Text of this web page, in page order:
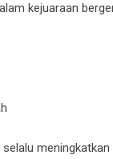
kejuaraan